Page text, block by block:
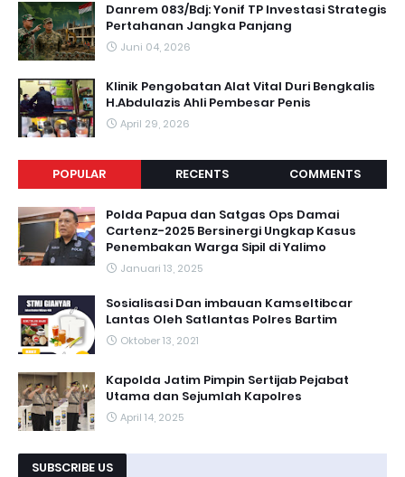
Danrem 083/Bdj: Yonif TP Investasi Strategis
Pertahanan Jangka Panjang
Juni 04, 2026
Klinik Pengobatan Alat Vital Duri Bengkalis
H.Abdulazis Ahli Pembesar Penis
April 29, 2026
POPULAR RECENTS COMMENTS
Polda Papua dan Satgas Ops Damai
Cartenz-2025 Bersinergi Ungkap Kasus
Penembakan Warga Sipil di Yalimo
Januari 13, 2025
Sosialisasi Dan imbauan Kamseltibcar
Lantas Oleh Satlantas Polres Bartim
Oktober 13, 2021
Kapolda Jatim Pimpin Sertijab Pejabat
Utama dan Sejumlah Kapolres
April 14, 2025
SUBSCRIBE US